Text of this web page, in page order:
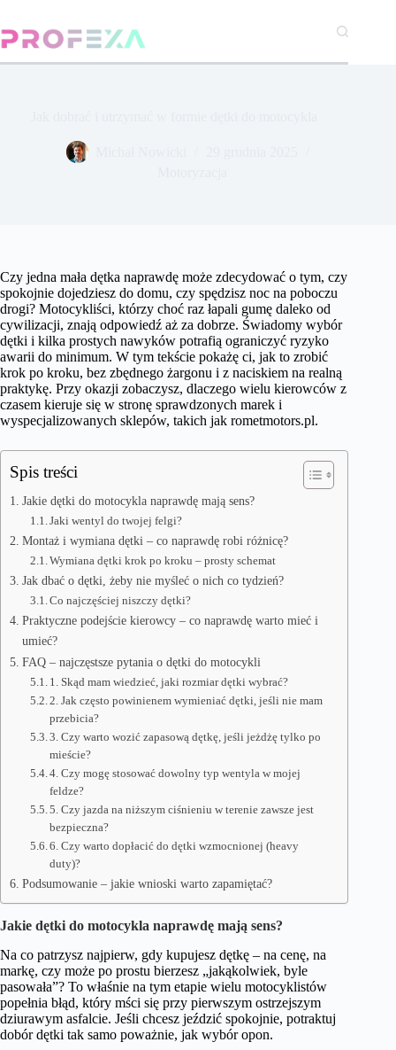
treści
Czy jedna mała dętka naprawdę może zdecydować o tym, czy
spokojnie dojedziesz do domu, czy spędzisz noc na poboczu
drogi? Motocykliści, którzy choć raz łapali gumę daleko od
cywilizacji, znają odpowiedź aż za dobrze. Świadomy wybór
dętki i kilka prostych nawyków potrafią ograniczyć ryzyko
awarii do minimum. W tym tekście pokażę ci, jak to zrobić
krok po kroku, bez zbędnego żargonu i z naciskiem na realną
praktykę. Przy okazji zobaczysz, dlaczego wielu kierowców z
czasem kieruje się w stronę sprawdzonych marek i
wyspecjalizowanych sklepów, takich jak rometmotors.pl.
Spis treści
Jakie dętki do motocykla naprawdę mają sens?
Jaki wentyl do twojej felgi?
Montaż i wymiana dętki – co naprawdę robi różnicę?
Wymiana dętki krok po kroku – prosty schemat
Jak dbać o dętki, żeby nie myśleć o nich co tydzień?
Co najczęściej niszczy dętki?
Praktyczne podejście kierowcy – co naprawdę warto mieć i
umieć?
FAQ – najczęstsze pytania o dętki do motocykli
1. Skąd mam wiedzieć, jaki rozmiar dętki wybrać?
2. Jak często powinienem wymieniać dętki, jeśli nie mam
przebicia?
3. Czy warto wozić zapasową dętkę, jeśli jeżdżę tylko po
mieście?
4. Czy mogę stosować dowolny typ wentyla w mojej
feldze?
5. Czy jazda na niższym ciśnieniu w terenie zawsze jest
bezpieczna?
6. Czy warto dopłacić do dętki wzmocnionej (heavy
duty)?
Podsumowanie – jakie wnioski warto zapamiętać?
Jakie dętki do motocykla naprawdę mają sens?
Na co patrzysz najpierw, gdy kupujesz dętkę – na cenę, na
markę, czy może po prostu bierzesz „jakąkolwiek, byle
pasowała”? To właśnie na tym etapie wielu motocyklistów
popełnia błąd, który mści się przy pierwszym ostrzejszym
dziurawym asfalcie. Jeśli chcesz jeździć spokojnie, potraktuj
dobór dętki tak samo poważnie, jak wybór opon.